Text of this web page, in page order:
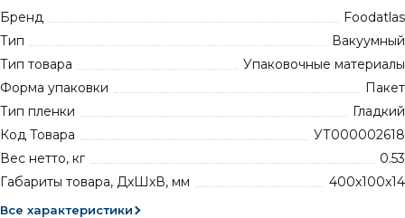
Бренд
Foodatlas
Тип
Вакуумный
Тип товара
Упаковочные материалы
Форма упаковки
Пакет
Тип пленки
Гладкий
Код Товара
УТ000002618
Вес нетто, кг
0.53
Габариты товара, ДхШхВ, мм
400x100x14
Все характеристики